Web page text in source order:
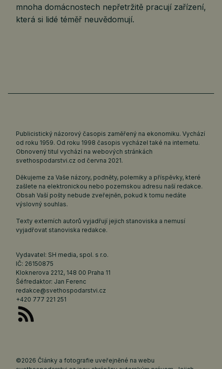
mnoha domácnostech nepřetržitě pracují zařízení,
která si lidé téměř neuvědomují.
Publicistický názorový časopis zaměřený na ekonomiku. Vychází
od roku 1959. Od roku 1998 časopis vycházel také na internetu.
Obnovený titul vychází na webových stránkách
svethospodarstvi.cz od června 2021.
Děkujeme za Vaše názory, podněty, polemiky a příspěvky, které
zašlete na elektronickou nebo pozemskou adresu naší redakce.
Obsah Vaší pošty nebude zveřejněn, pokud k tomu nedáte
výslovný souhlas.
Texty externích autorů vyjadřují jejich stanoviska a nemusí
vyjadřovat stanoviska redakce.
Vydavatel: SH media, spol. s r.o.
IČ: 26150875
Kloknerova 2212, 148 00 Praha 11
Šéfredaktor: Jan Ferenc
redakce@svethospodarstvi.cz
+420 777 221 251
©2026 Články a fotografie uveřejněné na webu